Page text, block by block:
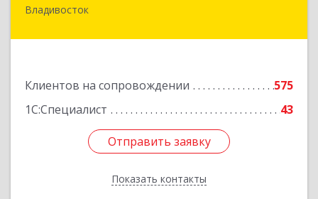
Владивосток
Клиентов на сопровождении
575
1С:Специалист
43
Отправить заявку
Показать контакты
690069, Приморский край, Владивосток г,
Отправить заявку
Назад